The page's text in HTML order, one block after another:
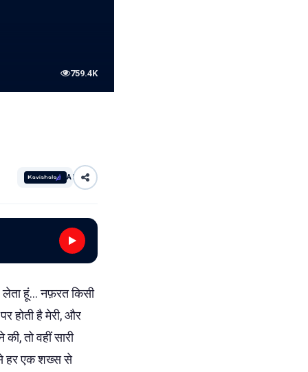
759.4K
AI
लेता हूं... नफ़रत किसी
होती है मेरी, और
तो वहीं सारी
हर एक शख्स से